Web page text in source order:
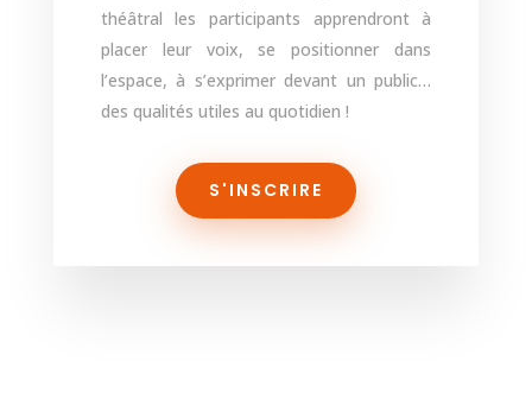
théâtral les participants apprendront à
placer leur voix, se positionner dans
l’espace, à s’exprimer devant un public…
des qualités utiles au quotidien !
S'INSCRIRE